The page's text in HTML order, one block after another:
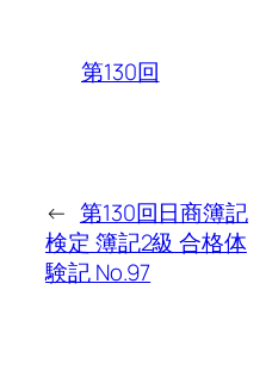
第130回
← 第130回日商簿記
検定 簿記2級 合格体
験記 No.97